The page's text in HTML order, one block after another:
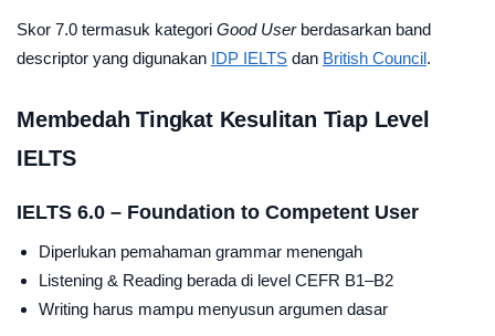
Skor 7.0 termasuk kategori Good Userberdasarkan band
descriptor yang digunakan IDP IELTS dan British Council.
Membedah Tingkat Kesulitan Tiap Level
IELTS
IELTS 6.0 – Foundation to Competent User
Diperlukan pemahaman grammar menengah
Listening & Reading berada di level CEFR B1–B2
Writing harus mampu menyusun argumen dasar